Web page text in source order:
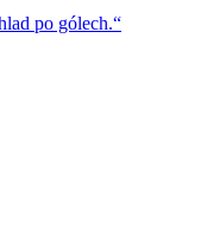
po gólech.“